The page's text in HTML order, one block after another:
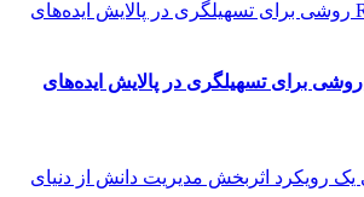
تکنیک Ritual Dissent روشی برای تسهیلگری در پالایش ایده‌های